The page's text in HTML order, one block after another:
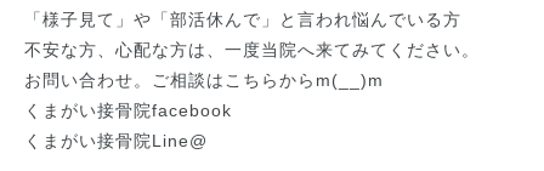
「様子見て」や「部活休んで」と言われ悩んでいる方
不安な方、心配な方は、一度当院へ来てみてください。
お問い合わせ。ご相談はこちらからm(__)m
くまがい接骨院facebook
くまがい接骨院Line@